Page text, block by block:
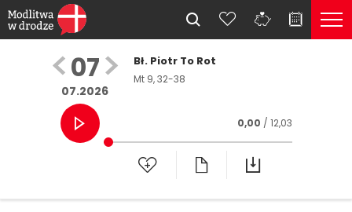
07
07.2026
Bł. Piotr To Rot
Mt 9, 32-38
0,00 / 12,03